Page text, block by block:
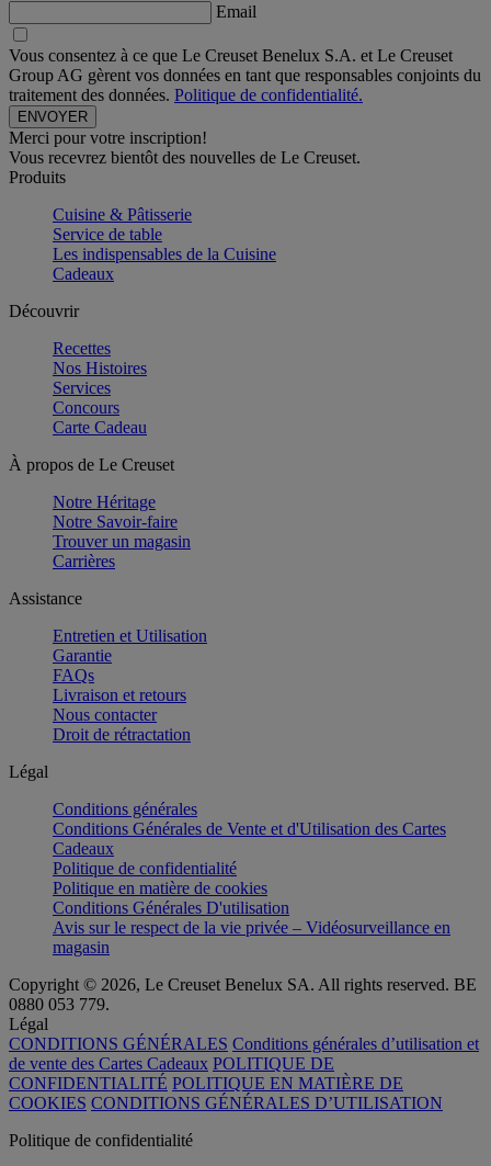
Email
Vous consentez à ce que Le Creuset Benelux S.A. et Le Creuset
Group AG gèrent vos données en tant que responsables conjoints du
traitement des données. Politique de confidentialité.
Merci pour votre inscription!
Vous recevrez bientôt des nouvelles de Le Creuset.
Produits
Cuisine & Pâtisserie
Service de table
Les indispensables de la Cuisine
Cadeaux
Découvrir
Recettes
Nos Histoires
Services
Concours
Carte Cadeau
À propos de Le Creuset
Notre Héritage
Notre Savoir-faire
Trouver un magasin
Carrières
Assistance
Entretien et Utilisation
Garantie
FAQs
Livraison et retours
Nous contacter
Droit de rétractation
Légal
Conditions générales
Conditions Générales de Vente et d'Utilisation des Cartes
Cadeaux
Politique de confidentialité
Politique en matière de cookies
Conditions Générales D'utilisation
Avis sur le respect de la vie privée – Vidéosurveillance en
magasin
Copyright © 2026, Le Creuset Benelux SA. All rights reserved. BE
0880 053 779.
Légal
CONDITIONS GÉNÉRALES Conditions générales d’utilisation et
de vente des Cartes Cadeaux POLITIQUE DE
CONFIDENTIALITÉ POLITIQUE EN MATIÈRE DE
COOKIES CONDITIONS GÉNÉRALES D’UTILISATION
Politique de confidentialité